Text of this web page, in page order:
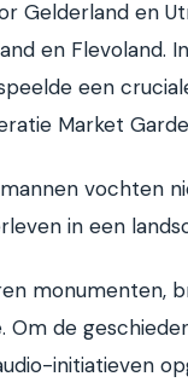
Gelderland en
en Flevoland.
een
Market
vochten
in een
monumenten,
de
initiatieven